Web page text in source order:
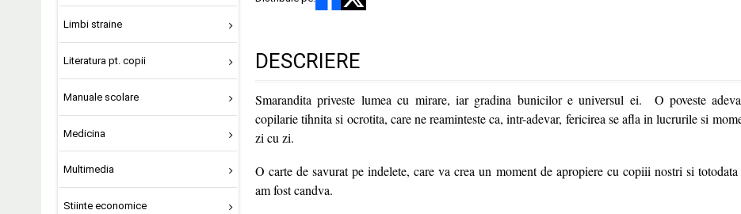
Limbi straine
Literatura pt. copii
Manuale scolare
Medicina
Multimedia
Stiinte economice
DESCRIERE
Smarandita priveste lumea cu mirare, iar gradina bunicilor e universul ei. O poveste
copilarie tihnita si ocrotita, care ne reaminteste ca, intr-adevar, fericirea se afla in lucrurile si
zi cu zi.
O carte de savurat pe indelete, care va crea un moment de apropiere cu copiii nostri si
am fost candva.